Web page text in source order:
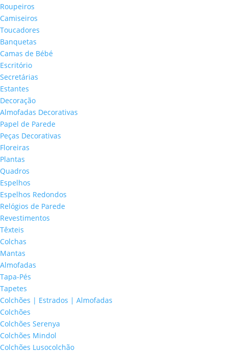
Roupeiros
Camiseiros
Toucadores
Banquetas
Camas de Bébé
Escritório
Secretárias
Estantes
Decoração
Almofadas Decorativas
Papel de Parede
Peças Decorativas
Floreiras
Plantas
Quadros
Espelhos
Espelhos Redondos
Relógios de Parede
Revestimentos
Têxteis
Colchas
Mantas
Almofadas
Tapa-Pés
Tapetes
Colchões | Estrados | Almofadas
Colchões
Colchões Serenya
Colchões Mindol
Colchões Lusocolchão